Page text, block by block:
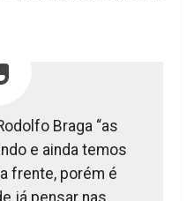
Braga “as
e ainda temos
frente, porém é
já pensar nas